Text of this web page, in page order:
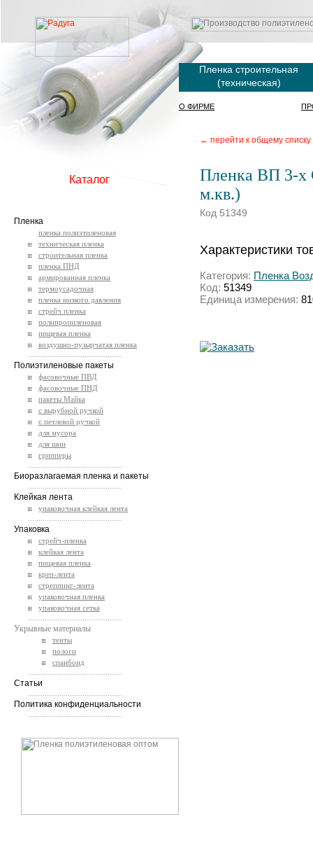
Пленка строительная
(техническая)
О ФИРМЕ
← перейти к общему списку
Пленка ВП 3-х
м.кв.)
Код 51349
Характеристики
Категория: Пленка
Код: 51349
Единица измерения:
Каталог
Пленка
пленка полиэтиленовая
техническая пленка
строительная пленка
пленка ПНД
армированная пленка
термоусадочная
пленка низкого давления
стрейч пленка
полипропиленовая
пищевая пленка
воздушно-пузырчатая пленка
Полиэтиленовые пакеты
фасовочные ПВД
фасовочные ПНД
пакеты Майка
с вырубной ручкой
с петлевой ручкой
для мусора
для шин
грипперы
Биоразлагаемая пленка и пакеты
Клейкая лента
упаковочная клейкая лента
Упаковка
стрейч-пленка
клейкая лента
пищевая пленка
креп-лента
стреппинг-лента
упаковочная пленка
упаковочная сетка
Укрывные материалы
тенты
пологи
спанбонд
Статьи
Политика конфиденциальности